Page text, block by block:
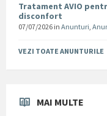
Tratament AVIO
disconfort
07/07/2026 in Anunturi,
VEZI TOATE ANUNTURILE
MAI MULTE